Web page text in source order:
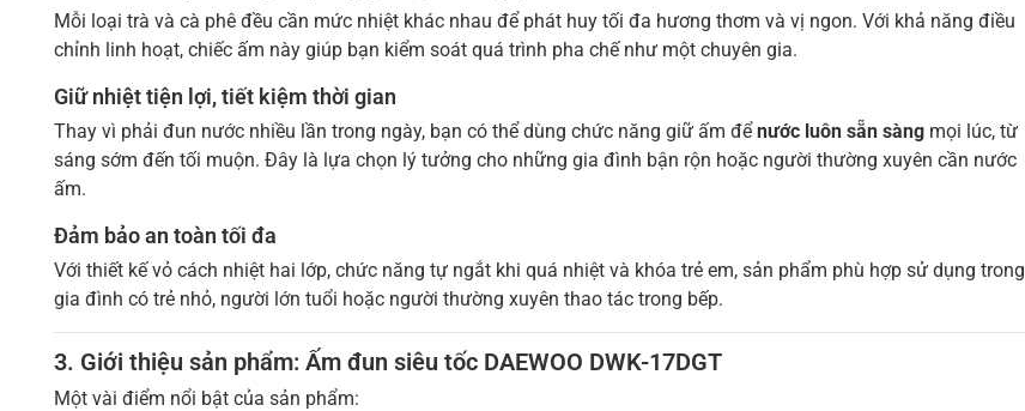
Mỗi loại trà và cà phê đều cần mức nhiệt khác nhau để phát huy tối đa hương thơm và vị ngon. Với khả năng điều
chỉnh linh hoạt, chiếc ấm này giúp bạn kiểm soát quá trình pha chế như một chuyên gia.
Giữ nhiệt tiện lợi, tiết kiệm thời gian
Thay vì phải đun nước nhiều lần trong ngày, bạn có thể dùng chức năng giữ ấm đểnước luôn sẵn sàng mọi lúc, từ
sáng sớm đến tối muộn. Đây là lựa chọn lý tưởng cho những gia đình bận rộn hoặc người thường xuyên cần nước
ấm.
Đảm bảo an toàn tối đa
Với thiết kế vỏ cách nhiệt hai lớp, chức năng tự ngắt khi quá nhiệt và khóa trẻ em, sản phẩm phù hợp sử dụng trong
gia đình có trẻ nhỏ, người lớn tuổi hoặc người thường xuyên thao tác trong bếp.
3. Giới thiệu sản phẩm: Ấm đun siêu tốc DAEWOO DWK-17DGT
Một vài điểm nổi bật của sản phẩm: